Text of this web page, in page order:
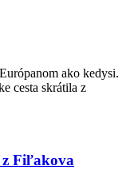
ako kedysi.
cesta skrátila z
z Fiľakova